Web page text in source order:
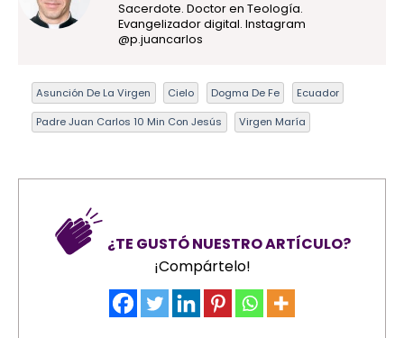
Sacerdote. Doctor en Teología.
Evangelizador digital. Instagram
@p.juancarlos
Asunción De La Virgen Cielo Dogma De Fe Ecuador
Padre Juan Carlos 10 Min Con Jesús Virgen María
¿TE GUSTÓ NUESTRO ARTÍCULO?
¡Compártelo!